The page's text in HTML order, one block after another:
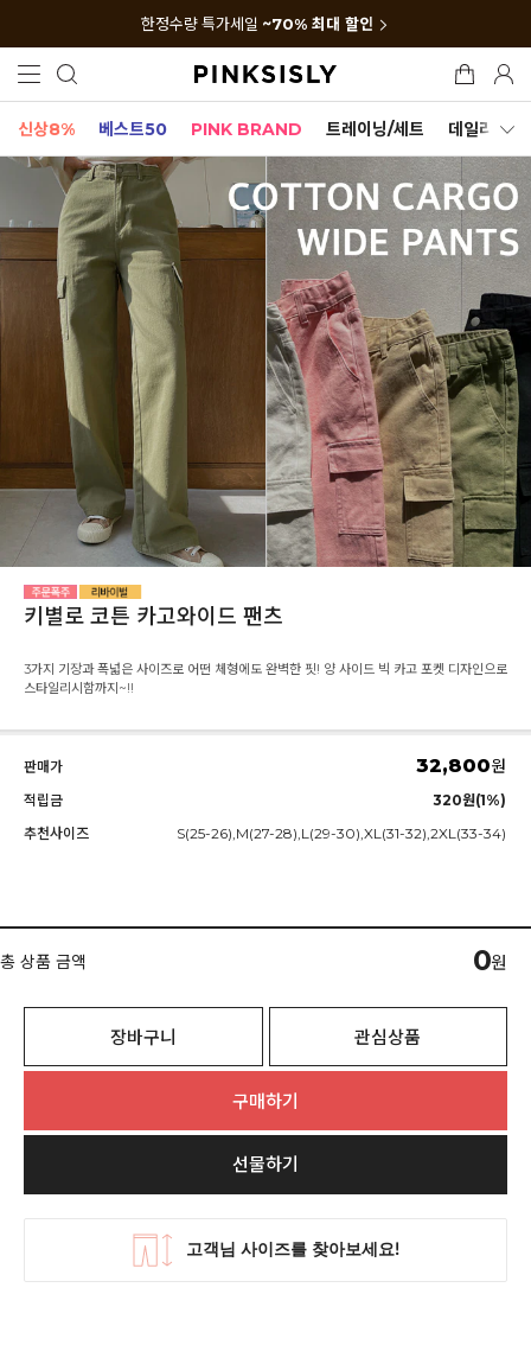
한정수량 특가세일 ~70% 최대 할인
신상8% 베스트50 PINK BRAND 트레이닝/세트 데일리세트
키별로 코튼 카고와이드 팬츠
3가지 기장과 폭넓은 사이즈로 어떤 체형에도 완벽한 핏! 양 사이드 빅 카고 포켓 디자인으로
스타일리시함까지~!!
판매가 32,800원
적립금
320원(1%)
추천사이즈
S(25-26),M(27-28),L(29-30),XL(31-32),2XL(33-34)
총 상품 금액 0원
장바구니 관심상품
구매하기
선물하기